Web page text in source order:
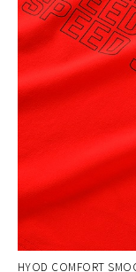
HYOD COMFORT